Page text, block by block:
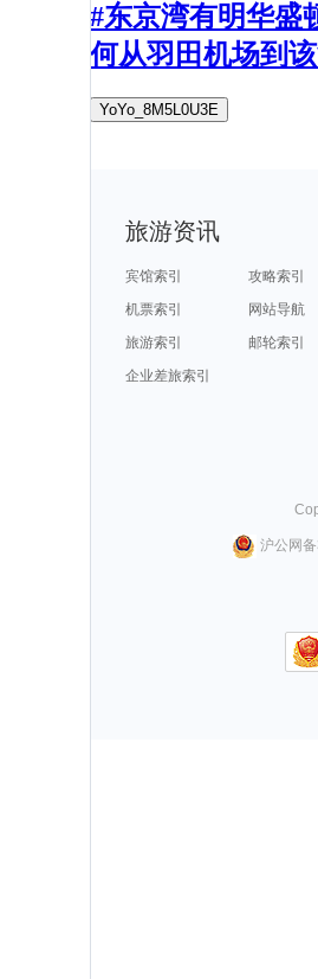
#东京湾有明华盛
何从羽田机场到
YoYo_8M5L0U3E
旅游资讯
宾馆索引
攻略索引
机票索引
网站导航
旅游索引
邮轮索引
企业差旅索引
沪公网